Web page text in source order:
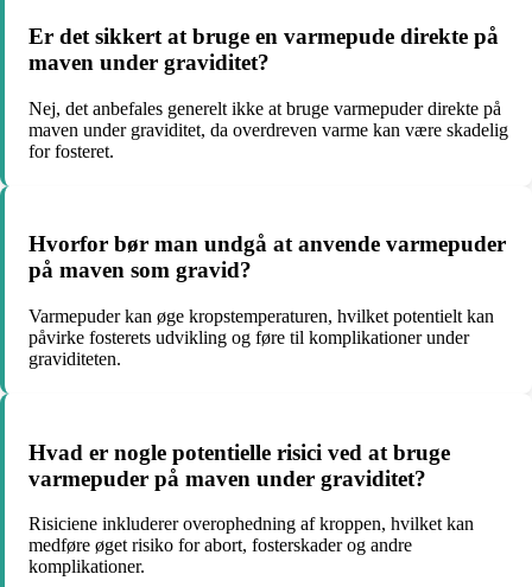
Er det sikkert at bruge en varmepude direkte på
maven under graviditet?
Nej, det anbefales generelt ikke at bruge varmepuder direkte på
maven under graviditet, da overdreven varme kan være skadelig
for fosteret.
Hvorfor bør man undgå at anvende varmepuder
på maven som gravid?
Varmepuder kan øge kropstemperaturen, hvilket potentielt kan
påvirke fosterets udvikling og føre til komplikationer under
graviditeten.
Hvad er nogle potentielle risici ved at bruge
varmepuder på maven under graviditet?
Risiciene inkluderer overophedning af kroppen, hvilket kan
medføre øget risiko for abort, fosterskader og andre
komplikationer.